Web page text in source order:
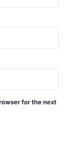
for the next